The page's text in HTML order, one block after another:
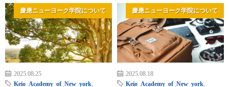
慶應ニューヨーク学院について
2025.08.25
Keio Academy of New york
慶應ニューヨーク学院について
2025.08.18
Keio Academy of New york